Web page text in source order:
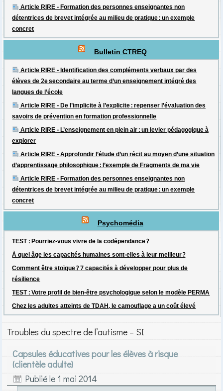
Article RIRE - Formation des personnes enseignantes non
détentrices de brevet intégrée au milieu de pratique : un exemple
concret
Bulletin CTREQ
Article RIRE - Identification des compléments verbaux par des
élèves de 2e secondaire au terme d’un enseignement intégré des
langues de l’école
Article RIRE - De l’implicite à l’explicite : repenser l’évaluation des
savoirs de prévention en formation professionnelle
Article RIRE - L’enseignement en plein air : un levier pédagogique à
explorer
Article RIRE - Approfondir l’étude d’un récit au moyen d’une situation
d’apprentissage philosophique : l’exemple de Fragments de ma vie
Article RIRE - Formation des personnes enseignantes non
détentrices de brevet intégrée au milieu de pratique : un exemple
concret
Psychomédia
TEST : Pourriez-vous vivre de la codépendance ?
À quel âge les capacités humaines sont-elles à leur meilleur ?
Comment être stoïque ? 7 capacités à développer pour plus de
résilience
TEST : Votre profil de bien-être psychologique selon le modèle PERMA
Chez les adultes atteints de TDAH, le camouflage a un coût élevé
Troubles du spectre de l’autisme – SI
Capsules éducatives pour les élèves à risque
(clientèle adulte)
Publié le 1 mai 2014